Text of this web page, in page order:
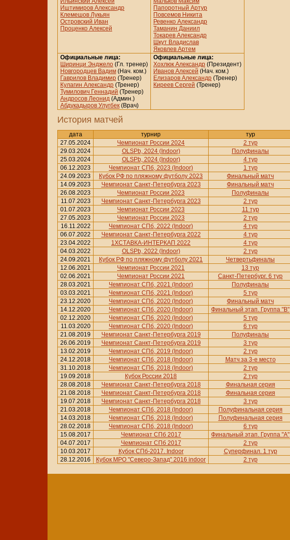
Иштимиров Александр
Клемешов Лукьян
Островский Иван
Проценко Алексей
Папоротный Артур
Повсемов Никита
Ревенко Александр
Таманин Даниил
Токарев Александр
Шкут Владислав
Яковлев Артем
Официальные лица:
Ширинци Энджело (Гл. тренер)
Новгородцев Вадим (Нач. ком.)
Гаврилов Владимир (Тренер)
Кулагин Александр (Тренер)
Тумилович Геннадий (Тренер)
Андросов Леонид (Админ.)
Абдукадыров Улугбек (Врач)
Официальные лица:
Хохлюк Александр (Президент)
Иванов Алексей (Нач. ком.)
Елизаров Александр (Тренер)
Киреев Сергей (Тренер)
История матчей
дата турнир тур
27.05.2024
Чемпионат России 2024 2 тур
29.03.2024
OLSPb, 2024 (Indoor) Полуфиналы
25.03.2024
OLSPb, 2024 (Indoor) 4 тур
06.12.2023
Чемпионат СПб, 2023 (Indoor) 1 тур
24.09.2023
Кубок РФ по пляжному футболу 2023 Финальный матч
14.09.2023
Чемпионат Санкт-Петербурга 2023 Финальный матч
26.08.2023
Чемпионат России 2023 Полуфиналы
11.07.2023
Чемпионат Санкт-Петербурга 2023 2 тур
01.07.2023
Чемпионат России 2023 11 тур
27.05.2023
Чемпионат России 2023 2 тур
16.11.2022
Чемпионат СПб, 2022 (Indoor) 4 тур
06.07.2022
Чемпионат Санкт-Петербурга 2022 4 тур
23.04.2022
1ХСТАВКА-ИНТЕРКАП 2022 4 тур
04.03.2022
OLSPb, 2022 (Indoor) 2 тур
24.09.2021
Кубок РФ по пляжному футболу 2021 Четвертьфиналы
12.06.2021
Чемпионат России 2021 13 тур
02.06.2021
Чемпионат России 2021 Санкт-Петербург. 6 тур
28.03.2021
Чемпионат СПб, 2021 (Indoor) Полуфиналы
03.03.2021
Чемпионат СПб, 2021 (Indoor) 5 тур
23.12.2020
Чемпионат СПб, 2020 (Indoor) Финальный матч
14.12.2020
Чемпионат СПб, 2020 (Indoor) Финальный этап. Группа "В"
02.12.2020
Чемпионат СПб, 2020 (Indoor) 5 тур
11.03.2020
Чемпионат СПб, 2020 (Indoor) 6 тур
21.08.2019
Чемпионат Санкт-Петербурга 2019 Полуфиналы
26.06.2019
Чемпионат Санкт-Петербурга 2019 3 тур
13.02.2019
Чемпионат СПб, 2019 (Indoor) 2 тур
24.12.2018
Чемпионат СПб, 2018 (Indoor) Матч за 3-е место
31.10.2018
Чемпионат СПб, 2018 (Indoor) 2 тур
19.09.2018
Кубок России 2018 2 тур
28.08.2018
Чемпионат Санкт-Петербурга 2018 Финальная серия
21.08.2018
Чемпионат Санкт-Петербурга 2018 Финальная серия
19.07.2018
Чемпионат Санкт-Петербурга 2018 3 тур
21.03.2018
Чемпионат СПб, 2018 (Indoor) Полуфинальная серия
14.03.2018
Чемпионат СПб, 2018 (Indoor) Полуфинальная серия
28.02.2018
Чемпионат СПб, 2018 (Indoor) 6 тур
15.08.2017
Чемпионат СПб 2017 Финальный этап. Группа "A"
04.07.2017
Чемпионат СПб 2017 2 тур
10.03.2017
Кубок СПб-2017. Indoor Суперфинал. 1 тур
28.12.2016
Кубок МРО "Северо-Запад" 2016 indoor 2 тур